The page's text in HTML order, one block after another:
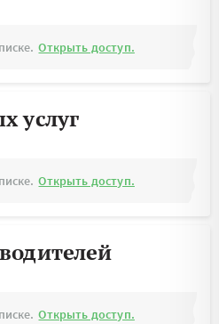
Открыть доступ.
услуг
Открыть доступ.
Открыть доступ.